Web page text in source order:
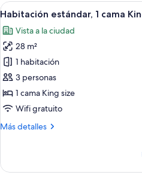
camas
Ver
todas
las
fotos
de
Habitación
estándar,
1
King
5
Habitación estándar, 1 cama
Vista a la ciudad
28 m²
1 habitación
3 personas
1 cama King size
Wifi gratuito
Más detalles
Más
estándar,